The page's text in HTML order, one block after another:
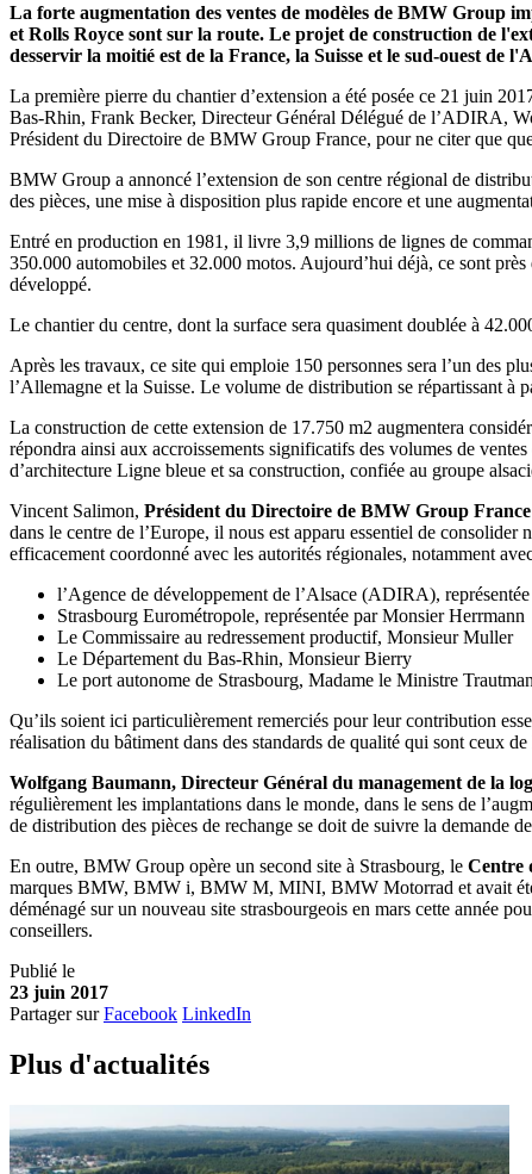
La forte augmentation des ventes de modèles de BMW Group
et Rolls Royce sont sur la route. Le projet de construction de
desservir la moitié est de la France, la Suisse et le sud-ouest de
La première pierre du chantier d’extension a été posée ce 21 juin
Bas-Rhin, Frank Becker, Directeur Général Délégué de l’ADIRA,
Président du Directoire de BMW Group France, pour ne citer que
BMW Group a annoncé l’extension de son centre régional de
des pièces, une mise à disposition plus rapide encore et une
Entré en production en 1981, il livre 3,9 millions de lignes de
350.000 automobiles et 32.000 motos. Aujourd’hui déjà, ce sont
développé.
Le chantier du centre, dont la surface sera quasiment doublée à
Après les travaux, ce site qui emploie 150 personnes sera l’un des
l’Allemagne et la Suisse. Le volume de distribution se répartissant à
La construction de cette extension de 17.750 m2 augmentera
répondra ainsi aux accroissements significatifs des volumes de
d’architecture Ligne bleue et sa construction, confiée au groupe
Vincent Salimon, Président du Directoire de BMW Group France
dans le centre de l’Europe, il nous est apparu essentiel de
efficacement coordonné avec les autorités régionales, notamment
l’Agence de développement de l’Alsace (ADIRA),
Strasbourg Eurométropole, représentée par Monsier Herrmann
Le Commissaire au redressement productif, Monsieur Muller
Le Département du Bas-Rhin, Monsieur Bierry
Le port autonome de Strasbourg, Madame le Ministre
Qu’ils soient ici particulièrement remerciés pour leur contribution
réalisation du bâtiment dans des standards de qualité qui sont ceux
Wolfgang Baumann, Directeur Général du management de la
régulièrement les implantations dans le monde, dans le sens de
de distribution des pièces de rechange se doit de suivre la demande
En outre, BMW Group opère un second site à Strasbourg, le Centre
marques BMW, BMW i, BMW M, MINI, BMW Motorrad et avait été
déménagé sur un nouveau site strasbourgeois en mars cette année
conseillers.
Publié le
23 juin 2017
Partager sur Facebook LinkedIn
Plus d'actualités